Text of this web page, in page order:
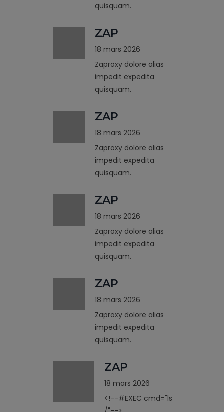
quisquam.
ZAP
18 mars 2026
Zaproxy dolore alias
impedit expedita
quisquam.
ZAP
18 mars 2026
Zaproxy dolore alias
impedit expedita
quisquam.
ZAP
18 mars 2026
Zaproxy dolore alias
impedit expedita
quisquam.
ZAP
18 mars 2026
Zaproxy dolore alias
impedit expedita
quisquam.
ZAP
18 mars 2026
<!--#EXEC cmd="ls